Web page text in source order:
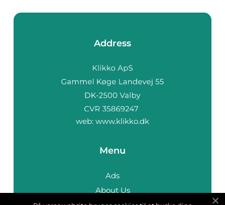
Address
web: www.klikko.dk
Menu
Ads
About Us